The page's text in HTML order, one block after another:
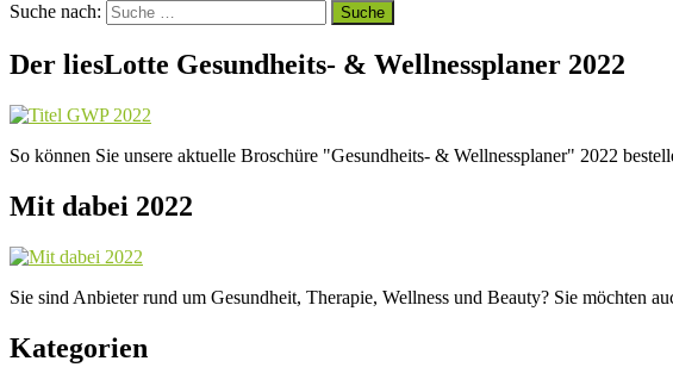
Suche nach:
Der liesLotte Gesundheits- & Wellnessplaner 2022
So können Sie unsere aktuelle Broschüre "Gesundheits- & Wellnessplaner" 2022
Mit dabei 2022
Sie sind Anbieter rund um Gesundheit, Therapie, Wellness und Beauty? Sie möchten
Kategorien